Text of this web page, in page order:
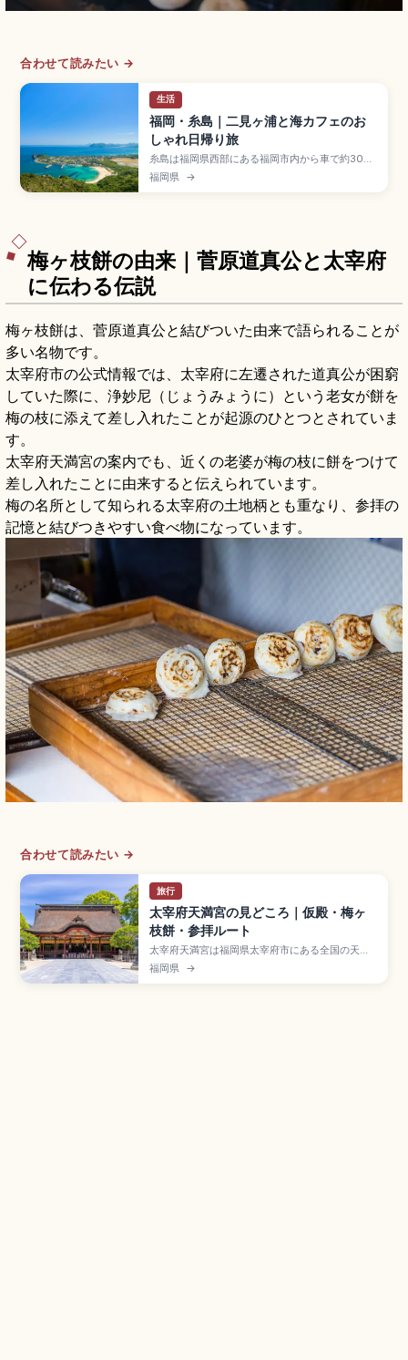
合わせて読みたい →
生活
福岡・糸島｜二見ヶ浦と海カフェのお
しゃれ日帰り旅
糸島は福岡県西部にある福岡市内から車で約30分
の自然豊かなエリアで、海カフェ・地元グルメで
人気のスポット。夫婦岩と白鳥居の二見ヶ浦、芥
福岡県 →
梅ヶ枝餅の由来｜菅原道真公と太宰府
に伝わる伝説
梅ヶ枝餅は、菅原道真公と結びついた由来で語られることが
多い名物です。
太宰府市の公式情報では、太宰府に左遷された道真公が困窮
していた際に、浄妙尼（じょうみょうに）という老女が餅を
梅の枝に添えて差し入れたことが起源のひとつとされていま
す。
太宰府天満宮の案内でも、近くの老婆が梅の枝に餅をつけて
差し入れたことに由来すると伝えられています。
梅の名所として知られる太宰府の土地柄とも重なり、参拝の
記憶と結びつきやすい食べ物になっています。
合わせて読みたい →
旅行
太宰府天満宮の見どころ｜仮殿・梅ヶ
枝餅・参拝ルート
太宰府天満宮は福岡県太宰府市にある全国の天満
宮の総本宮で、菅原道真公を祀る学問の神様の聖
地。延喜3年(903年)の道真公薨去後、御墓所の上
福岡県 →